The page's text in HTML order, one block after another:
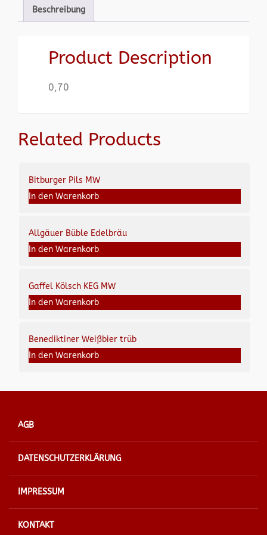
Beschreibung
Product Description
0,70
Related Products
Bitburger Pils MW
In den Warenkorb
Allgäuer Büble Edelbräu
In den Warenkorb
Gaffel Kölsch KEG MW
In den Warenkorb
Benediktiner Weißbier trüb
In den Warenkorb
AGB
DATENSCHUTZERKLÄRUNG
IMPRESSUM
KONTAKT